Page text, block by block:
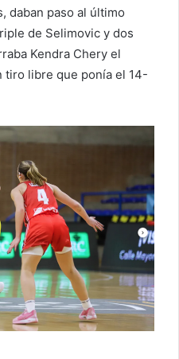
daban paso al último
de Selimovic y dos
Kendra Chery el
tiro libre que ponía el 14-